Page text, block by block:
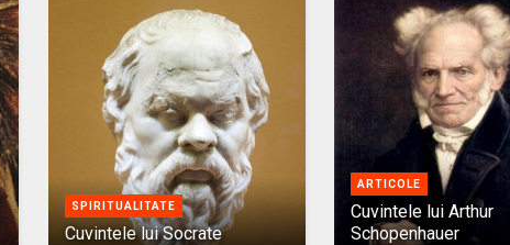
SPIRITUALITATE
Cuvintele lui Socrate
ARTICOLE
Cuvintele lui Arthur
Schopenhauer